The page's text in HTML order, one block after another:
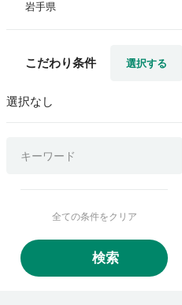
岩手県
選択する
こだわり条件
選択なし
全ての条件をクリア
検索